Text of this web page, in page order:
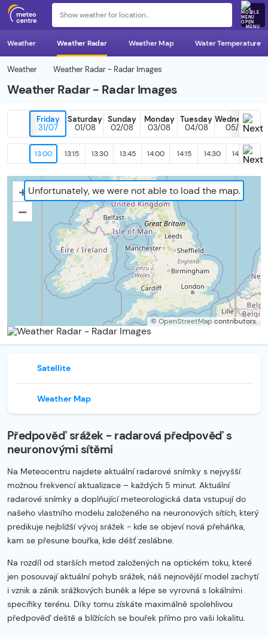
MENU
Weather Weather Radar Weather Map Water Temperature
Weather Weather Radar - Radar Images
Weather Radar - Radar Images
Friday
31/07
Saturday
01/08
Sunday
02/08
Monday
03/08
Tuesday
04/08
Wednesday
05/08
13:00 13:15 13:30 13:45 14:00 14:15 14:30 14:45
Unfortunately, we were not able to load the map.
+
–
© OpenStreetMap contributors.
Satellite
Weather Map
Předpověď srážek - radarová předpověď s
neuronovými sítěmi
Na Meteocentru najdete aktuální radarové snímky s nejvyšší
možnou frekvencí aktualizace – každých 5 minut. Aktuální
radarové snímky a doplňující meteorologická data vstupují do
našeho vlastního modelu založeného na neuronových sítích, který
predikuje nejbližší vývoj srážek - kde se objeví nová přeháňka,
kam se přesune bouřka, kde déšť zeslábne.
Na rozdíl od starších metod založených na optickém toku, které
jen posouvají aktuální pohyb srážek, náš nejnovější model zachytí
i vznik a zánik srážkových buněk a lépe se vyrovná s lokálními
specifiky terénu. Díky tomu získáte maximálně spolehlivou
předpověď deště a blížících se bouřek přímo pro vaši lokalitu.